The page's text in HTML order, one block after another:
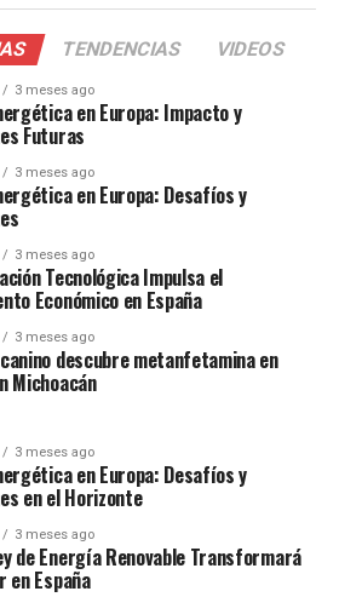
España ocupa un lugar
académico entre los países
a las autoridades a buscar
crucial para preparar a
los desafíos del futuro”. La
con optimismo por parte de
también ha generado
críticos que dudan de su
Expertos
han expresado opiniones
El profesor Juan Martínez,
señaló que “la inclusión de
esencial en el mundo actual,
de una formación adecuada
TENDENCIAS VIDEOS
3 meses ago
en Europa: Impacto y
Futuras
3 meses ago
en Europa: Desafíos y
3 meses ago
Tecnológica Impulsa el
Económico en España
3 meses ago
descubre metanfetamina en
Michoacán
3 meses ago
en Europa: Desafíos y
en el Horizonte
3 meses ago
de Energía Renovable Transformará
en España